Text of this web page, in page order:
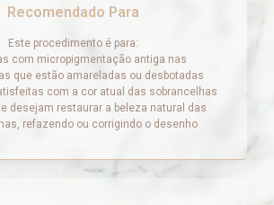
Recomendado Para
Este procedimento é para:
com micropigmentação antiga nas
que estão amareladas ou desbotadas
com a cor atual das sobrancelhas
desejam restaurar a beleza natural das
refazendo ou corrigindo o desenho